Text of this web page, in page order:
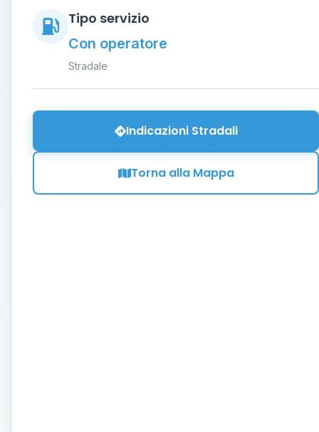
Tipo servizio
Con operatore
Stradale
Indicazioni Stradali
Torna alla Mappa